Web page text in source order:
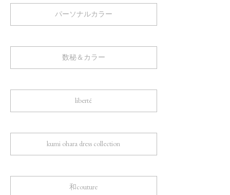
パーソナルカラー
数秘＆カラー
liberté
kumi ohara dress collection
和couture